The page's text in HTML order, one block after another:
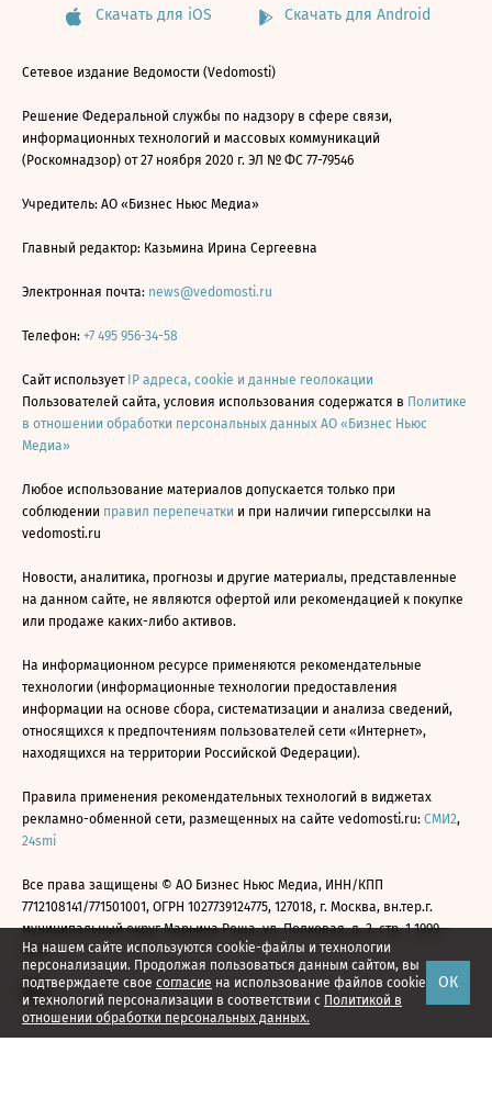
На нашем сайте используются cookie-файлы и технологии
персонализации. Продолжая пользоваться данным сайтом, вы
подтверждаете свое согласие на использование файлов cookie
и технологий персонализации в соответствии с Политикой в
отношении обработки персональных данных.
ОК
Скачать для iOS Скачать для Android
Сетевое издание Ведомости (Vedomosti)
Решение Федеральной службы по надзору в сфере связи,
информационных технологий и массовых коммуникаций
(Роскомнадзор) от 27 ноября 2020 г. ЭЛ № ФС 77-79546
Учредитель: АО «Бизнес Ньюс Медиа»
Главный редактор: Казьмина Ирина Сергеевна
Электронная почта: news@vedomosti.ru
Телефон: +7 495 956-34-58
Сайт использует IP адреса, cookie и данные геолокации
Пользователей сайта, условия использования содержатся в Политике
в отношении обработки персональных данных АО «Бизнес Ньюс
Медиа»
Любое использование материалов допускается только при
соблюдении правил перепечатки и при наличии гиперссылки на
vedomosti.ru
Новости, аналитика, прогнозы и другие материалы, представленные
на данном сайте, не являются офертой или рекомендацией к покупке
или продаже каких-либо активов.
На информационном ресурсе применяются рекомендательные
технологии (информационные технологии предоставления
информации на основе сбора, систематизации и анализа сведений,
относящихся к предпочтениям пользователей сети «Интернет»,
находящихся на территории Российской Федерации).
Правила применения рекомендательных технологий в виджетах
рекламно-обменной сети, размещенных на сайте vedomosti.ru: СМИ2,
24smi
Все права защищены © АО Бизнес Ньюс Медиа, ИНН/КПП
7712108141/771501001, ОГРН 1027739124775, 127018, г. Москва, вн.тер.г.
муниципальный округ Марьина Роща, ул. Полковая, д. 3, стр. 1 1999—
2026